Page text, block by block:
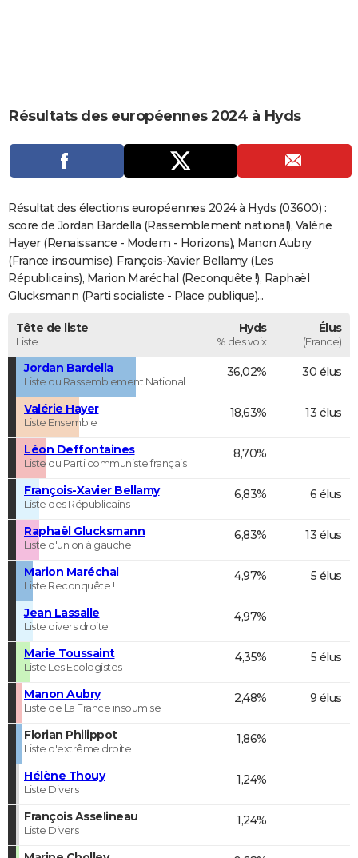
CARTE DE VOEUX
Carte de Noël
Carte Bonne année
Carte Saint-Valentin
Carte Pâques
Carte d'anniversaire
DICTIONNAIRE
Dictionnaire
Biographies
Citations
Expressions
Proverbes
PROGRAMME TV
COPAINS D'AVANT
S'inscrire
Se connecter
Lycées
Collèges
Primaires
Universités
Entreprises
Service militaire
Avis de recherche
AVIS DE DÉCÈS
FORUM
Résultats des européennes 2024 à Hyds
Résultat des élections européennes 2024 à Hyds (03600) :
score de Jordan Bardella (Rassemblement national), Valérie
Hayer (Renaissance - Modem - Horizons), Manon Aubry
(France insoumise), François-Xavier Bellamy (Les
Républicains), Marion Maréchal (Reconquête !), Raphaël
Glucksmann (Parti socialiste - Place publique)...
Tête de liste
Liste
Hyds
% des voix
Élus
(France)
Jordan Bardella
Liste du Rassemblement National
36,02% 30 élus
Valérie Hayer
Liste Ensemble
18,63% 13 élus
Léon Deffontaines
Liste du Parti communiste français
8,70%
François-Xavier Bellamy
Liste des Républicains
6,83% 6 élus
Raphaël Glucksmann
Liste d'union à gauche
6,83% 13 élus
Marion Maréchal
Liste Reconquête !
4,97% 5 élus
Jean Lassalle
Liste divers droite
4,97%
Marie Toussaint
Liste Les Ecologistes
4,35% 5 élus
Manon Aubry
Liste de La France insoumise
2,48% 9 élus
Florian Philippot
Liste d'extrême droite
1,86%
Hélène Thouy
Liste Divers
1,24%
François Asselineau
Liste Divers
1,24%